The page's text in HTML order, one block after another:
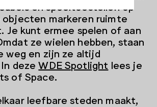
en speeltoestellen op
objecten markeren ruimte
Je kunt ermee spelen of aan
ze wielen hebben, staan
weg en zijn ze altijd
deze WDE Spotlight lees je
of Space.
leefbare steden maakt,